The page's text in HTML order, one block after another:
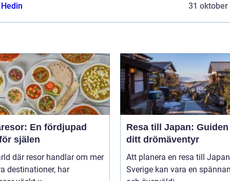
31 oktober
En fördjupad
själen
där resor handlar om mer
destinationer, har
Resa till Japan:
ditt drömäventyr
Att planera en resa till
Sverige kan vara en